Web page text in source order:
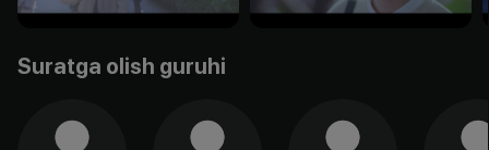
Suratga olish guruhi